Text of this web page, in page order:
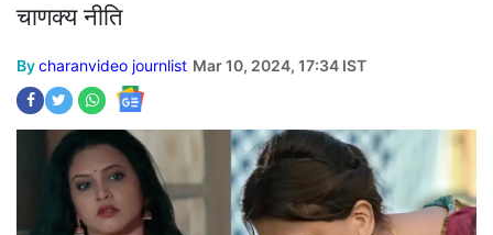
चाणक्य नीति
Bycharanvideo journlist Mar 10, 2024, 17:34 IST